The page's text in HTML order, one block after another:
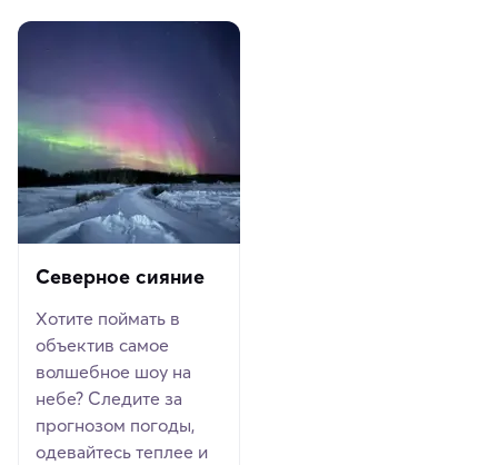
Северное сияние
Хотите поймать в
объектив самое
волшебное шоу на
небе? Следите за
прогнозом погоды,
одевайтесь теплее и